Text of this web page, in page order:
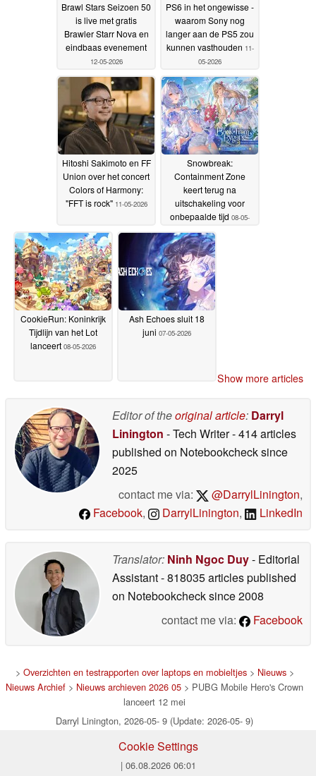
Brawl Stars Seizoen 50
is live met gratis
Brawler Starr Nova en
eindbaas evenement
12-05-2026
PS6 in het ongewisse -
waarom Sony nog
langer aan de PS5 zou
kunnen vasthouden 11-
05-2026
Hitoshi Sakimoto en FF
Union over het concert
Colors of Harmony:
"FFT is rock" 11-05-2026
Snowbreak:
Containment Zone
keert terug na
uitschakeling voor
onbepaalde tijd 08-05-
2026
CookieRun: Koninkrijk
Tijdlijn van het Lot
lanceert 08-05-2026
Ash Echoes sluit 18
juni 07-05-2026
Show more articles
Editor of theoriginal article: Darryl
Linington - Tech Writer- 414 articles
published on Notebookchecksince
2025
contact me via:
@DarrylLinington,
Facebook, DarrylLinington, LinkedIn
Translator: Ninh Ngoc Duy- Editorial
Assistant- 818035 articles published
on Notebookchecksince 2008
contact me via:
Facebook
> Overzichten en testrapporten over laptops en mobieltjes> Nieuws>
Nieuws Archief > Nieuws archieven 2026 05 > PUBG Mobile Hero's Crown
lanceert 12 mei
Darryl Linington, 2026-05- 9 (Update: 2026-05- 9)
Cookie Settings
| 06.08.2026 06:01